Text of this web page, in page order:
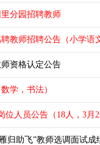
分园招聘教师
教师招聘公告（小学语
资格认定公告
学，书法）
人员公告（18人，3月
归助飞”教师选调面试成